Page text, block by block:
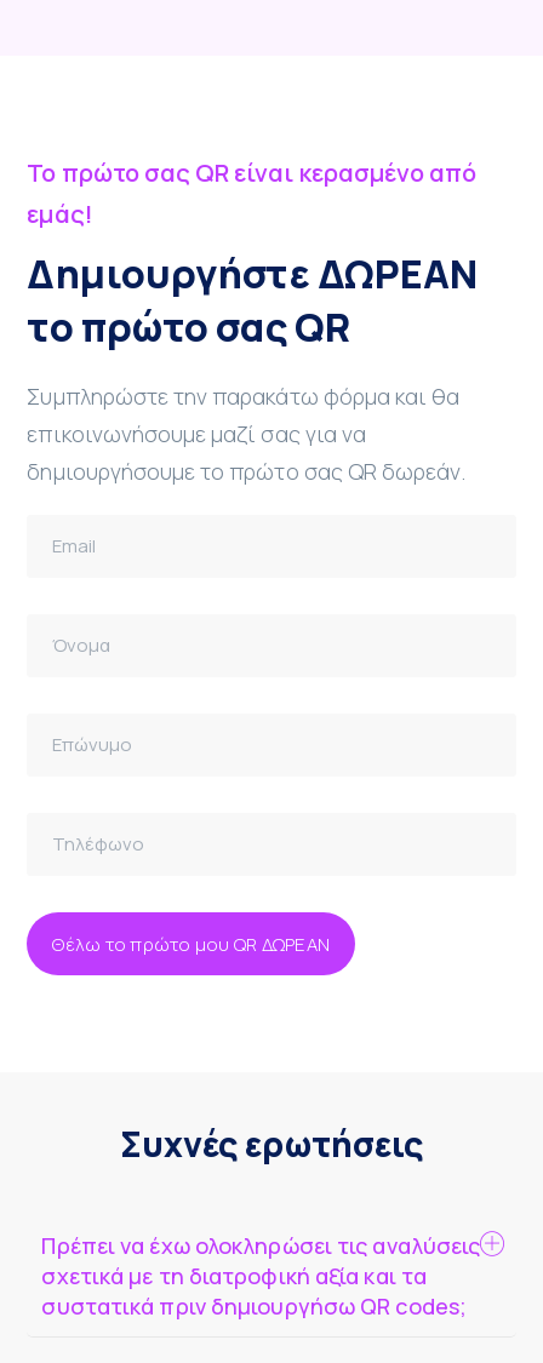
Το πρώτο σας QR είναι κερασμένο από
εμάς!
Δημιουργήστε ΔΩΡΕΑΝ
το πρώτο σας QR
Συμπληρώστε την παρακάτω φόρμα και θα
επικοινωνήσουμε μαζί σας για να
δημιουργήσουμε το πρώτο σας QR δωρεάν.
Θέλω το πρώτο μου QR ΔΩΡΕΑΝ
Συχνές ερωτήσεις
Πρέπει να έχω ολοκληρώσει τις αναλύσεις
σχετικά με τη διατροφική αξία και τα
συστατικά πριν δημιουργήσω QR codes;